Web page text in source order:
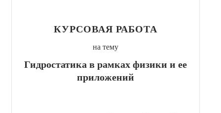
КУРСОВАЯ РАБОТА
на тему
Гидростатика в рамках физики и ее
приложений